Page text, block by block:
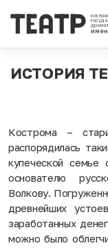
ИСТОРИЯ
Кострома –
распорядилась
купеческой
основателю
Волкову.
древнейших
заработанных
можно было